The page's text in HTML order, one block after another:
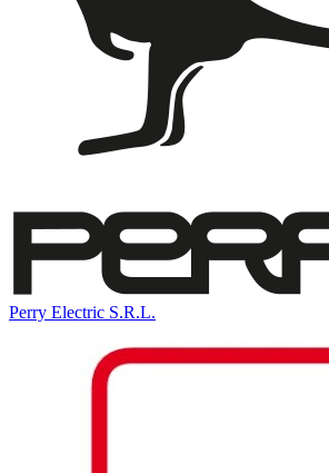
Perry Electric S.R.L.